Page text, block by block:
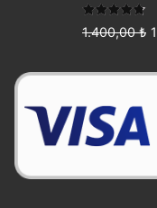
5 üzerinden
4.50oy
1.400,00₺